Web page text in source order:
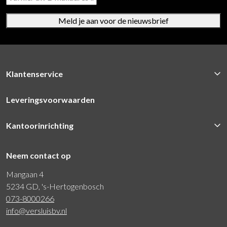
Meld je aan voor de nieuwsbrief
Klantenservice
Leveringsvoorwaarden
Kantoorinrichting
Neem contact op
Mangaan 4
5234 GD, 's-Hertogenbosch
073-8000266
info@versluisbv.nl